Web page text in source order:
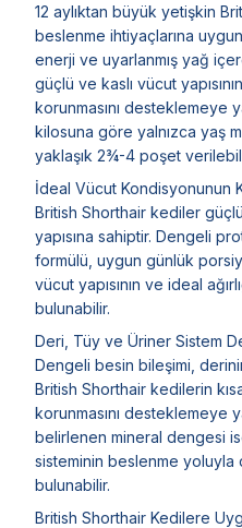
12 aylıktan büyük yetişkin
beslenme ihtiyaçlarına
enerji ve uyarlanmış yağ
güçlü ve kaslı vücut
korunmasını desteklemeye
kilosuna göre yalnızca yaş
yaklaşık 2¾-4 poşet
İdeal Vücut Kondisyonunun
British Shorthair kediler
yapısına sahiptir. Dengeli
formülü, uygun günlük
vücut yapısının ve ideal
bulunabilir.
Deri, Tüy ve Üriner Sistem
Dengeli besin bileşimi,
British Shorthair kedilerin
korunmasını desteklemeye
belirlenen mineral dengesi
sisteminin beslenme yoluyla
bulunabilir.
British Shorthair Kedilere